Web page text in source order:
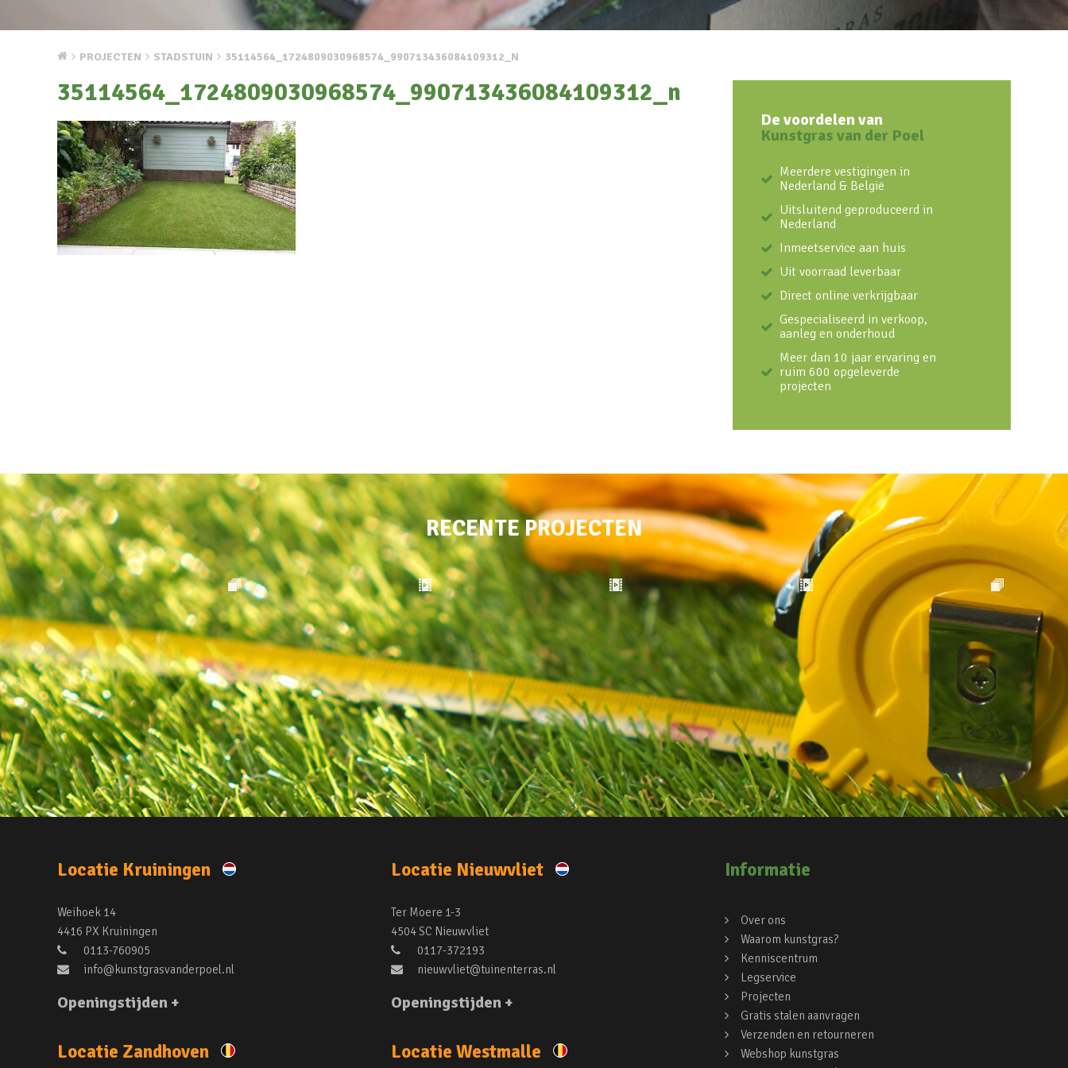
PROJECTEN STADSTUIN 35114564_1724809030968574_990713436084109312_N
35114564_1724809030968574_990713436084109312_n
De voordelen van
Kunstgras van der Poel
Meerdere vestigingen in
Nederland & België
Uitsluitend geproduceerd in
Nederland
Inmeetservice aan huis
Uit voorraad leverbaar
Direct online verkrijgbaar
Gespecialiseerd in verkoop,
aanleg en onderhoud
Meer dan 10 jaar ervaring en
ruim 600 opgeleverde
projecten
RECENTE PROJECTEN
Locatie Kruiningen
Weihoek 14
4416 PX Kruiningen
0113-760905
info@kunstgrasvanderpoel.nl
Openingstijden +
Locatie Nieuwvliet
Ter Moere 1-3
4504 SC Nieuwvliet
0117-372193
nieuwvliet@tuinenterras.nl
Openingstijden +
Locatie Zandhoven Locatie Westmalle
Informatie
Over ons
Waarom kunstgras?
Kenniscentrum
Legservice
Projecten
Gratis stalen aanvragen
Verzenden en retourneren
Webshop kunstgras